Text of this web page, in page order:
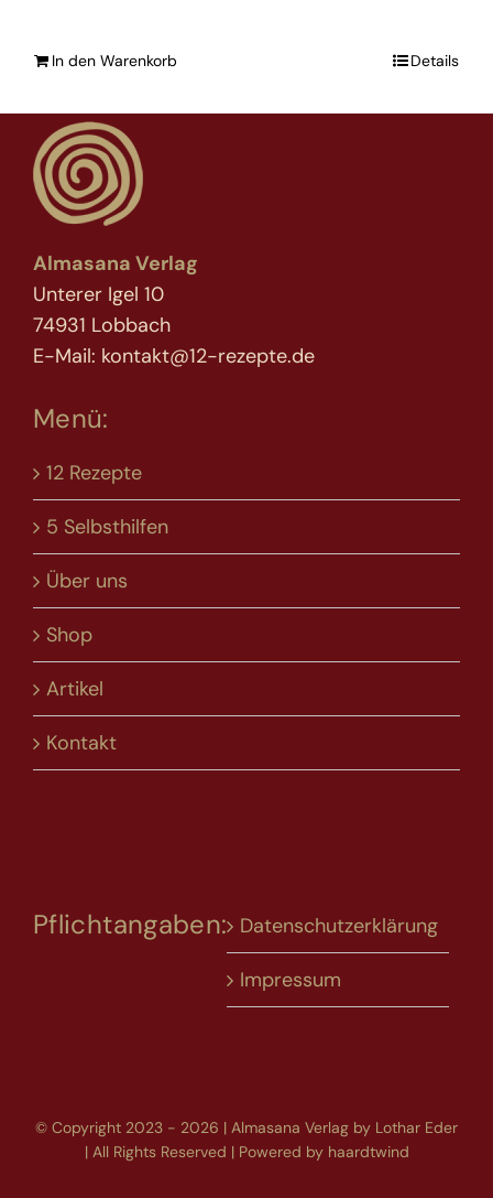
In den Warenkorb Details
Almasana Verlag
Unterer Igel 10
74931 Lobbach
E-Mail: kontakt@12-rezepte.de
Menü:
12 Rezepte
5 Selbsthilfen
Über uns
Shop
Artikel
Kontakt
Pflichtangaben: Datenschutzerklärung
Impressum
© Copyright 2023 - 2026 | Almasana Verlag by Lothar Eder
| All Rights Reserved | Powered by haardtwind